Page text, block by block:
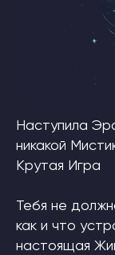
Наступила
никакой
Крутая Игра
Тебя не
как и что
настоящая